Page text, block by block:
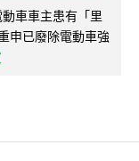
車車主患有「里
申已廢除電動車強